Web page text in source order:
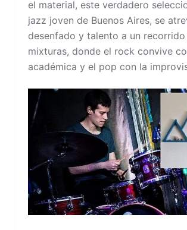
el material, este verdadero
jazz joven de Buenos Aires, se
desenfado y talento a un
mixturas, donde el rock convive
académica y el pop con la